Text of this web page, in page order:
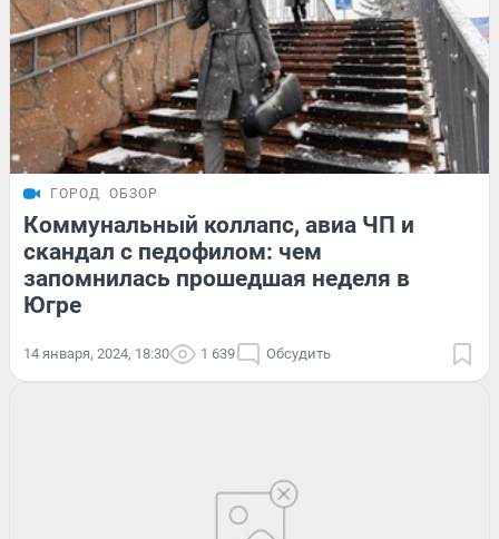
ГОРОД ОБЗОР
Коммунальный коллапс, авиа ЧП и
скандал с педофилом: чем
запомнилась прошедшая неделя в
Югре
14 января, 2024, 18:30 1 639 Обсудить